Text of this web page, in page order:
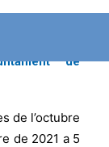
amb el
de
de l’octubre
de 2021 a 5